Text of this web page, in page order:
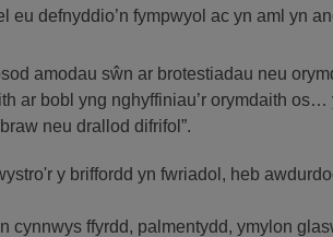
eu defnyddio’n fympwyol ac yn aml yn
amodau sŵn ar brotestiadau neu
ar bobl yng nghyffiniau’r orymdaith
neu drallod difrifol”.
y briffordd yn fwriadol, heb
cynnwys ffyrdd, palmentydd, ymylon